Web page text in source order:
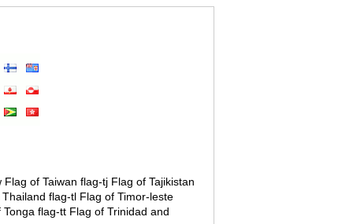
of Taiwan flag-tj Flag of Tajikistan
flag-tl Flag of Timor-leste
flag-tt Flag of Trinidad and